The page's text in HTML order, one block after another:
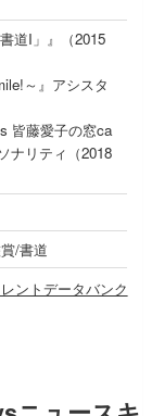
道I」』（2015
～』アシスタ
皆藤愛子の窓ca
ナリティ（2018
/書道
ントデータバンク